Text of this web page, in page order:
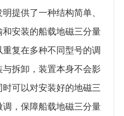
提供了一种结构简单、
安装的船载地磁三分量
复在多种不同型号的调
拆卸，装置本身不会影
可以对安装好的地磁三
，保障船载地磁三分量